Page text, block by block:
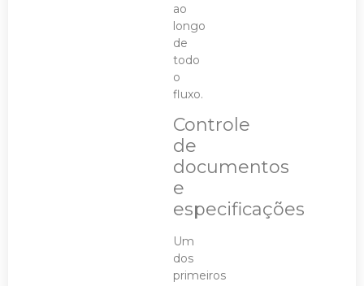
ao
longo
de
todo
o
fluxo.
Controle
de
documentos
e
especificações
Um
dos
primeiros